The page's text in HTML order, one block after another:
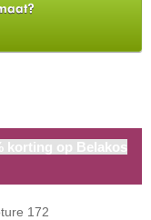
korting op Belakos
172